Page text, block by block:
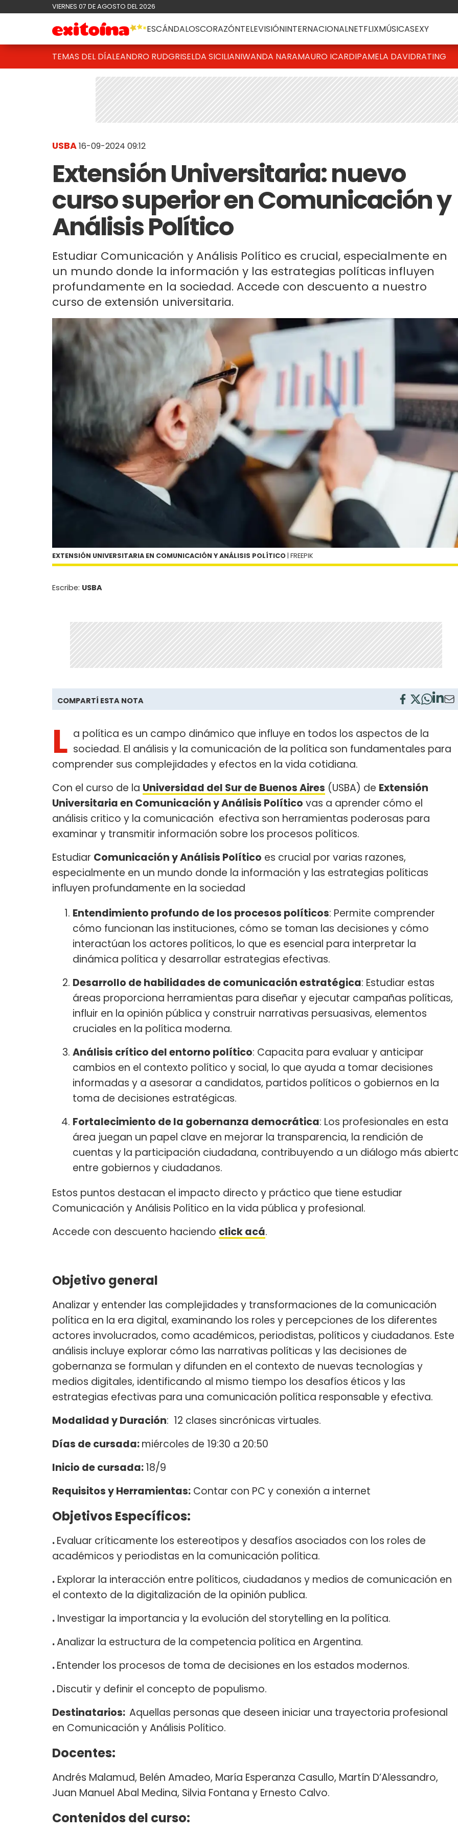
VIERNES 07 DE AGOSTO DEL 2026
ESCÁNDALOSCORAZÓNTELEVISIÓNINTERNACIONALNETFLIXMÚSICASEXY
TEMAS DEL DÍALEANDRO RUDGRISELDA SICILIANIWANDA NARAMAURO ICARDIPAMELA DAVIDRATING
USBA16-09-2024 09:12
Extensión Universitaria: nuevo
curso superior en Comunicación y
Análisis Político
Estudiar Comunicación y Análisis Político es crucial, especialmente en
un mundo donde la información y las estrategias políticas influyen
profundamente en la sociedad. Accede con descuento a nuestro
curso de extensión universitaria.
EXTENSIÓN UNIVERSITARIA EN COMUNICACIÓN Y ANÁLISIS POLÍTICO | FREEPIK
Escribe: USBA
COMPARTÍ ESTA NOTA
L a política es un campo dinámico que influye en todos los aspectos de la
sociedad. El análisis y la comunicación de la política son fundamentales para
comprender sus complejidades y efectos en la vida cotidiana.
Con el curso de la Universidad del Sur de Buenos Aires (USBA) de Extensión
Universitaria en Comunicación y Análisis Político vas a aprender cómo el
análisis critico y la comunicación efectiva son herramientas poderosas para
examinar y transmitir información sobre los procesos políticos.
Estudiar Comunicación y Análisis Político es crucial por varias razones,
especialmente en un mundo donde la información y las estrategias políticas
influyen profundamente en la sociedad
Entendimiento profundo de los procesos políticos: Permite comprender
cómo funcionan las instituciones, cómo se toman las decisiones y cómo
interactúan los actores políticos, lo que es esencial para interpretar la
dinámica política y desarrollar estrategias efectivas.
Desarrollo de habilidades de comunicación estratégica: Estudiar estas
áreas proporciona herramientas para diseñar y ejecutar campañas políticas,
influir en la opinión pública y construir narrativas persuasivas, elementos
cruciales en la política moderna.
Análisis crítico del entorno político: Capacita para evaluar y anticipar
cambios en el contexto político y social, lo que ayuda a tomar decisiones
informadas y a asesorar a candidatos, partidos políticos o gobiernos en la
toma de decisiones estratégicas.
Fortalecimiento de la gobernanza democrática: Los profesionales en esta
área juegan un papel clave en mejorar la transparencia, la rendición de
cuentas y la participación ciudadana, contribuyendo a un diálogo más
entre gobiernos y ciudadanos.
Estos puntos destacan el impacto directo y práctico que tiene estudiar
Comunicación y Análisis Político en la vida pública y profesional.
Accede con descuento haciendo click acá.
Objetivo general
Analizar y entender las complejidades y transformaciones de la comunicación
política en la era digital, examinando los roles y percepciones de los diferentes
actores involucrados, como académicos, periodistas, políticos y ciudadanos. Este
análisis incluye explorar cómo las narrativas políticas y las decisiones de
gobernanza se formulan y difunden en el contexto de nuevas tecnologías y
medios digitales, identificando al mismo tiempo los desafíos éticos y las
estrategias efectivas para una comunicación política responsable y efectiva.
Modalidad y Duración: 12 clases sincrónicas virtuales.
Días de cursada:miércoles de 19:30 a 20:50
Inicio de cursada:18/9
Requisitos y Herramientas: Contar con PC y conexión a internet
Objetivos Específicos:
.Evaluar críticamente los estereotipos y desafíos asociados con los roles de
académicos y periodistas en la comunicación política.
. Explorar la interacción entre políticos, ciudadanos y medios de comunicación en
el contexto de la digitalización de la opinión publica.
. Investigar la importancia y la evolución del storytelling en la política.
.Analizar la estructura de la competencia política en Argentina.
.Entender los procesos de toma de decisiones en los estados modernos.
.Discutir y definir el concepto de populismo.
Destinatarios: Aquellas personas que deseen iniciar una trayectoria profesional
en Comunicación y Análisis Político.
Docentes:
Andrés Malamud, Belén Amadeo, María Esperanza Casullo, Martín D’Alessandro,
Juan Manuel Abal Medina, Silvia Fontana y Ernesto Calvo.
Contenidos del curso: